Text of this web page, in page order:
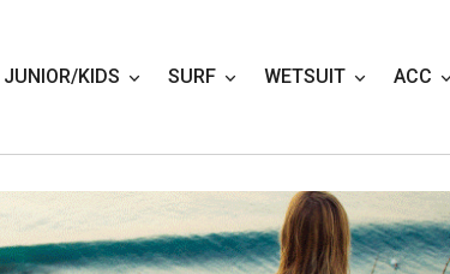
JUNIOR/KIDS SURF WETSUIT ACC